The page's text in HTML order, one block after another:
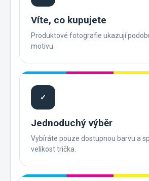
Víte, co kupujete
Produktové fotografie ukazují
motivu.
✓
Jednoduchý výběr
Vybíráte pouze dostupnou barvu a
velikost trička.